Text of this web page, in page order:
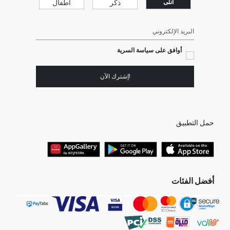
انثى ذكر أطفال
البريد الإلكتروني
أوافق على سياسة السرية
!إشترك الآن
حمل التطبيق
أفضل الفئات
جميع متاجرنا
هدايا عيد الحب
البلوفر النسائية
بلوفر رجالي
برفانات حريمى
جينز رجالي